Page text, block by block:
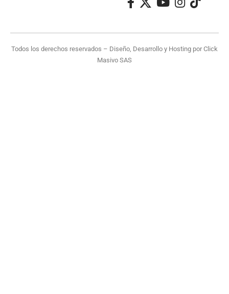
Todos los derechos reservados – Diseño, Desarrollo y Hosting porClick
Masivo SAS